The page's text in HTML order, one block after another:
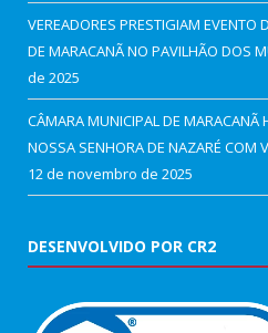
VEREADORES PRESTIGIAM EVENTO
DE MARACANÃ NO PAVILHÃO DOS
de 2025
CÂMARA MUNICIPAL DE MARACANÃ
NOSSA SENHORA DE NAZARÉ COM
12 de novembro de 2025
DESENVOLVIDO POR CR2